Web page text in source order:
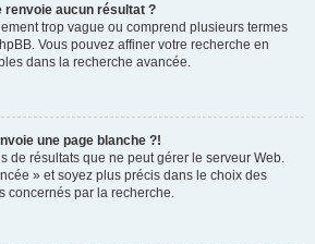
renvoie aucun résultat ?
trop vague ou comprend plusieurs termes
Vous pouvez affiner votre recherche en
dans la recherche avancée.
une page blanche ?!
de résultats que ne peut gérer le serveur Web.
» et soyez plus précis dans le choix des
concernés par la recherche.